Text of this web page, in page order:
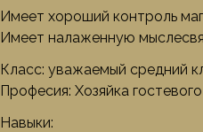
Имеет хороший контроль
Имеет налаженную
Класс: уважаемый средний
Професия: Хозяйка
Навыки: